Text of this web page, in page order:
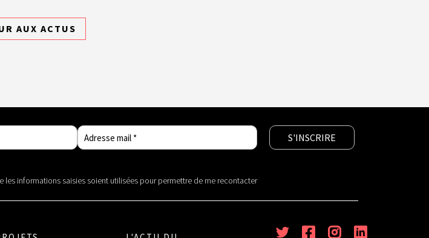
AUX ACTUS
les informations saisies soient utilisées pour permettre de me recontacter